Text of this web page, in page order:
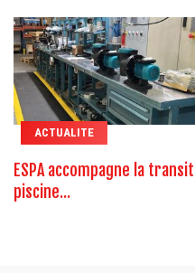
ACTUALITE
ESPA accompagne la
piscine...